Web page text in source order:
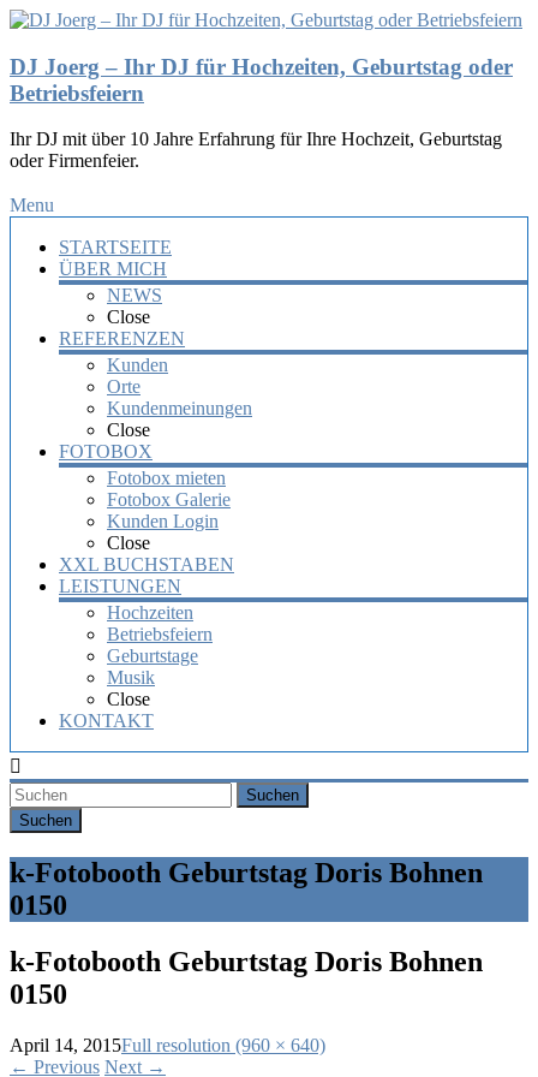
DJ Joerg – Ihr DJ für Hochzeiten, Geburtstag oder
Betriebsfeiern
Ihr DJ mit über 10 Jahre Erfahrung für Ihre Hochzeit, Geburtstag
oder Firmenfeier.
Menu
STARTSEITE
ÜBER MICH
NEWS
Close
REFERENZEN
Kunden
Orte
Kundenmeinungen
Close
FOTOBOX
Fotobox mieten
Fotobox Galerie
Kunden Login
Close
XXL BUCHSTABEN
LEISTUNGEN
Hochzeiten
Betriebsfeiern
Geburtstage
Musik
Close
KONTAKT
Suchen
k-Fotobooth Geburtstag Doris Bohnen
0150
k-Fotobooth Geburtstag Doris Bohnen
0150
April 14, 2015Full resolution (960 × 640)
← Previous Next →